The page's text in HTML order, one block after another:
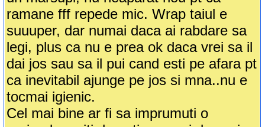
ramane fff repede mic. Wrap taiul e
suuuper, dar numai daca ai rabdare sa
legi, plus ca nu e prea ok daca vrei sa il
dai jos sau sa il pui cand esti pe afara pt
ca inevitabil ajunge pe jos si mna..nu e
tocmai igienic.
Cel mai bine ar fi sa imprumuti o